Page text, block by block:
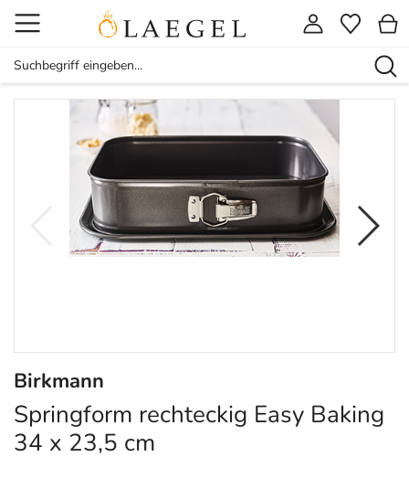
Birkmann
Springform rechteckig Easy Baking
34 x 23,5 cm